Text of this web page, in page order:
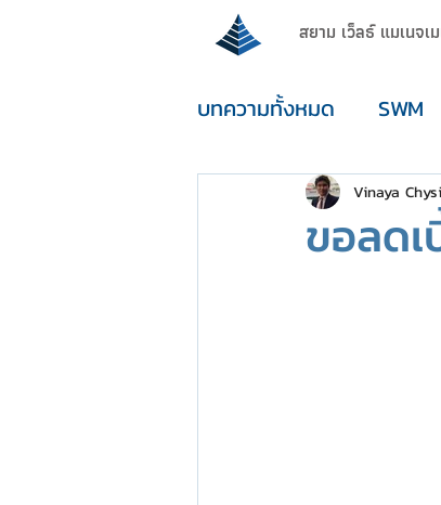
สยาม เว็ลธ์ แมเนจเ
บทความทั้งหมด SWM
enouGh
ขอลดเ
Vinaya